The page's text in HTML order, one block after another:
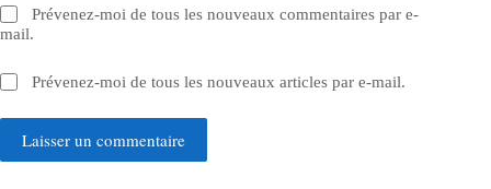
Prévenez-moi de tous les nouveaux commentaires par e-
mail.
Prévenez-moi de tous les nouveaux articles par e-mail.
Laisser un commentaire